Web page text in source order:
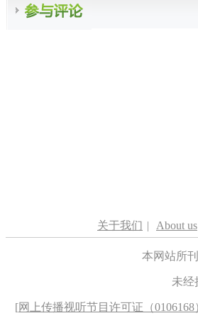
关于我们 | About us
本网站所
未经
[网上传播视听节目许可证（0106168